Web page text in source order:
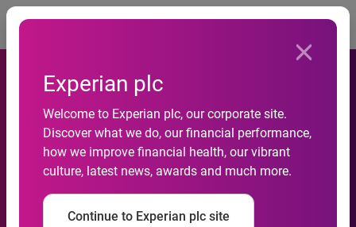
Experian plc
Welcome to Experian plc, our corporate site.
Discover what we do, our financial performance,
how we improve financial health, our vibrant
culture, latest news, awards and much more.
Continue to Experian plc site
Fusioni e acquisizioni: la
Gran Bretagna conferma
vivacità